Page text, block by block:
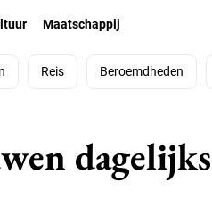
Maatschappij
Reis Beroemdheden